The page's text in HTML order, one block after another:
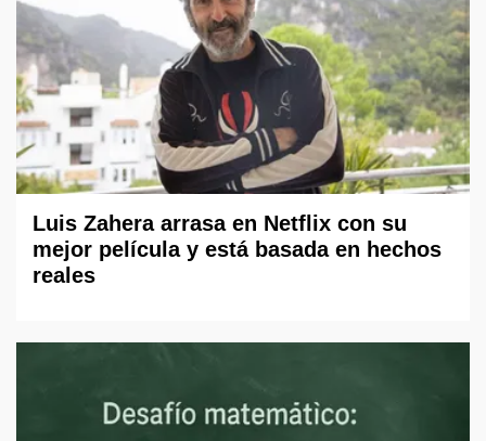
Luis Zahera arrasa en Netflix con su
mejor película y está basada en hechos
reales